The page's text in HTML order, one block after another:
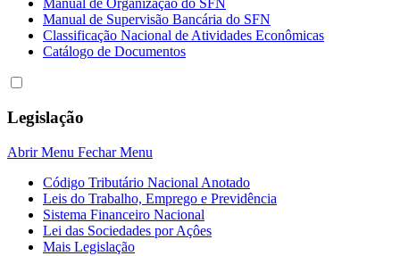
Manual de Supervisão Bancária do SFN
Classificação Nacional de Atividades Econômicas
Catálogo de Documentos
Legislação
Abrir Menu Fechar Menu
Código Tributário Nacional Anotado
Leis do Trabalho, Emprego e Previdência
Sistema Financeiro Nacional
Lei das Sociedades por Açôes
Mais Legislação